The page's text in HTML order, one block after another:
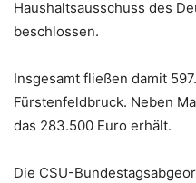
Haushaltsausschuss des
beschlossen.
Insgesamt fließen damit
Fürstenfeldbruck. Neben
das 283.500 Euro erhält.
Die CSU-